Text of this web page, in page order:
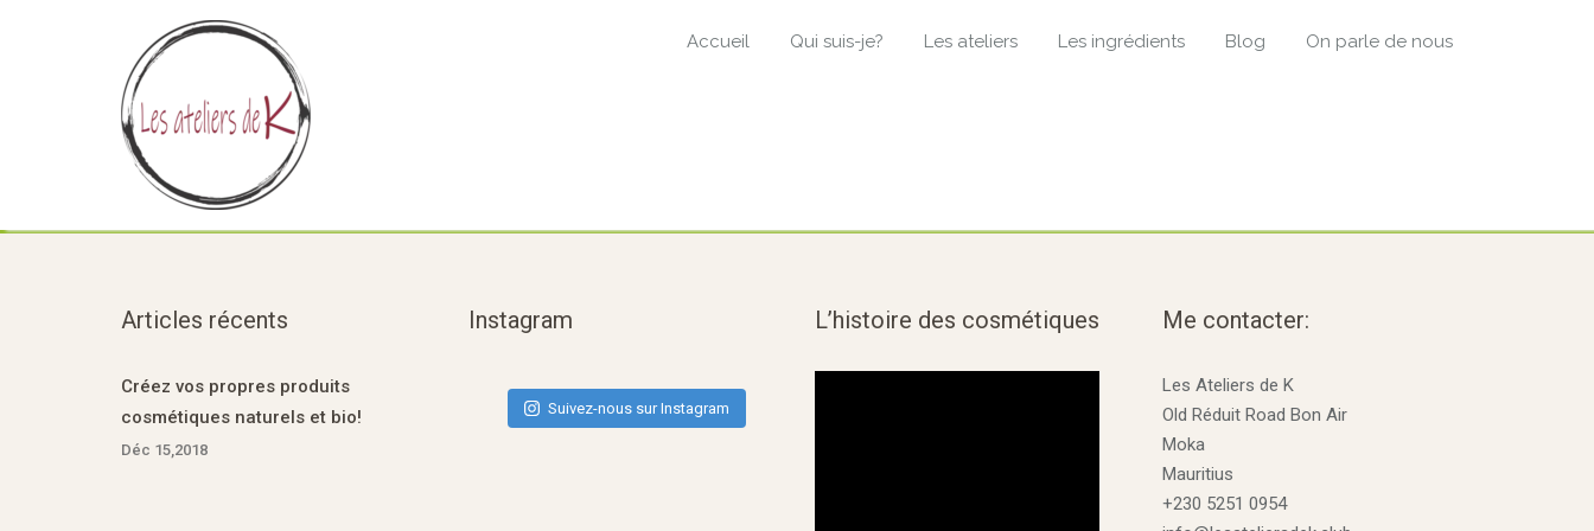
Accueil Qui suis-je? Les ateliers Les ingrédients Blog On parle de nous
Articles récents
Créez vos propres produits
cosmétiques naturels et bio!
Déc 15,2018
Instagram
Suivez-nous sur Instagram
L’histoire des cosmétiques Me contacter:
Les Ateliers de K
Old Réduit Road Bon Air
Moka
Mauritius
+230 5251 0954